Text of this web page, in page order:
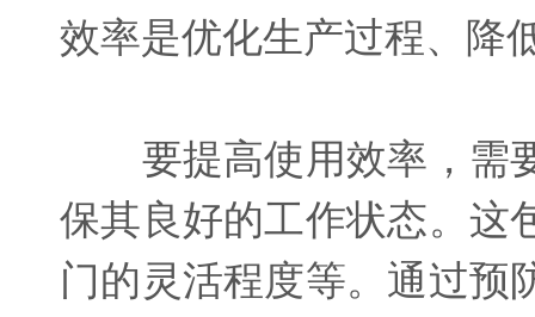
效率是优化生产过程、降
要提高使用效率，需要
保其良好的工作状态。这
门的灵活程度等。通过预